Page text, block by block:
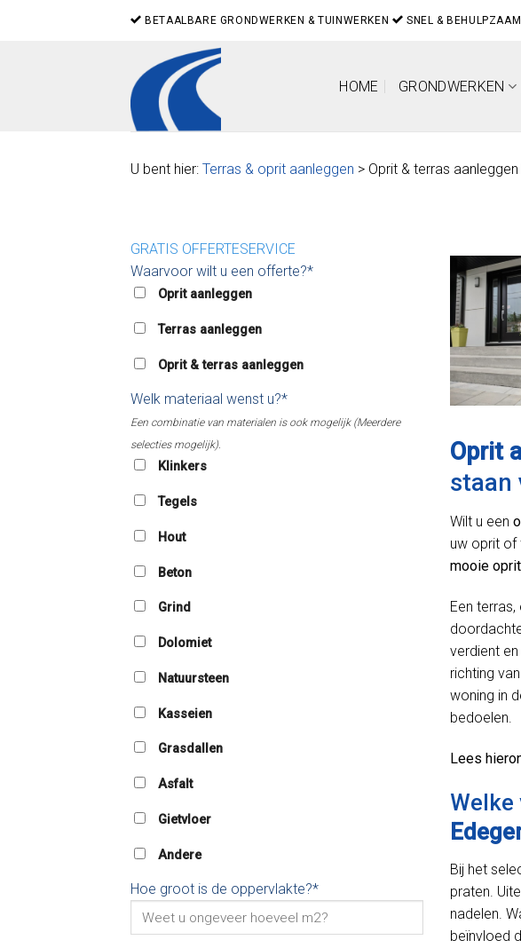
BETAALBARE GRONDWERKEN & TUINWERKEN SNEL & BEHULPZAAM
HOME GRONDWERKEN
U bent hier: Terras & oprit aanleggen > Oprit & terras
GRATIS OFFERTESERVICE
Waarvoor wilt u een offerte?*
Oprit aanleggen
Terras aanleggen
Oprit & terras aanleggen
Welk materiaal wenst u?*
Een combinatie van materialen is ook mogelijk (Meerdere
selecties mogelijk).
Klinkers
Tegels
Hout
Beton
Grind
Dolomiet
Natuursteen
Kasseien
Grasdallen
Asfalt
Gietvloer
Andere
Hoe groot is de oppervlakte?*
Oprit
staan
Wilt u een
uw oprit of
mooie
Een
verdient
richting
woning in
bedoelen.
Lees
Bij het
praten.
nadelen.
beïnvloed